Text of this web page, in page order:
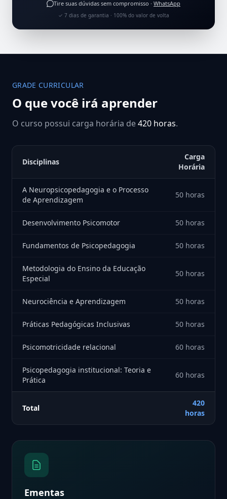
Tire suas dúvidas sem compromisso · WhatsApp
✓ 7 dias de garantia · 100% do valor de volta
GRADE CURRICULAR
O que você irá aprender
O curso possui carga horária de420 horas.
Disciplinas
Carga
Horária
A Neuropsicopedagogia e o Processo
de Aprendizagem
50 horas
Desenvolvimento Psicomotor 50 horas
Fundamentos de Psicopedagogia 50 horas
Metodologia do Ensino da Educação
Especial
50 horas
Neurociência e Aprendizagem 50 horas
Práticas Pedagógicas Inclusivas 50 horas
Psicomotricidade relacional 60 horas
Psicopedagogia institucional: Teoria e
Prática
60 horas
Total
420
horas
Ementas